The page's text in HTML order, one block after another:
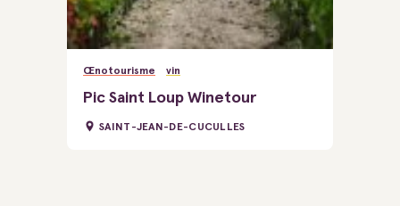
Œnotourisme vin
Pic Saint Loup Winetour
SAINT-JEAN-DE-CUCULLES